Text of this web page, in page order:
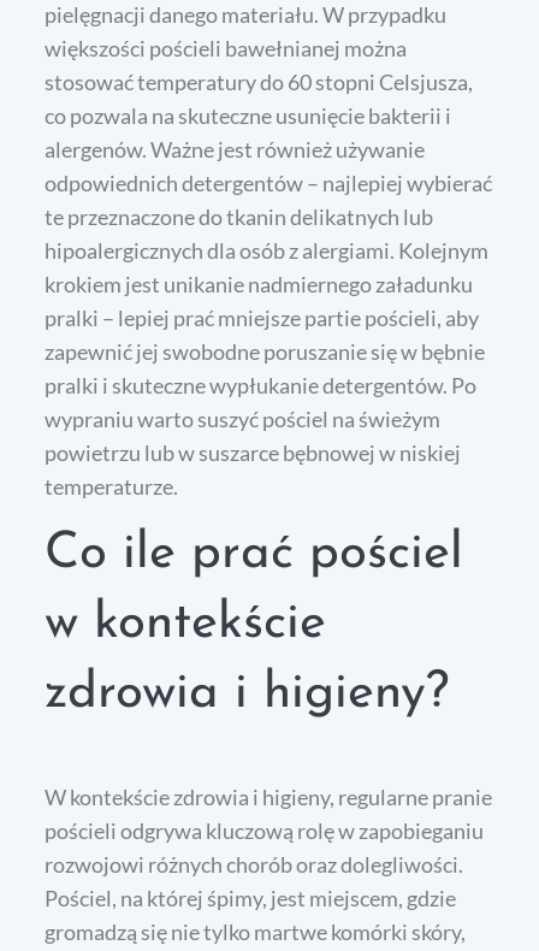
pielęgnacji danego materiału. W przypadku
większości pościeli bawełnianej można
stosować temperatury do 60 stopni Celsjusza,
co pozwala na skuteczne usunięcie bakterii i
alergenów. Ważne jest również używanie
odpowiednich detergentów – najlepiej wybierać
te przeznaczone do tkanin delikatnych lub
hipoalergicznych dla osób z alergiami. Kolejnym
krokiem jest unikanie nadmiernego załadunku
pralki – lepiej prać mniejsze partie pościeli, aby
zapewnić jej swobodne poruszanie się w bębnie
pralki i skuteczne wypłukanie detergentów. Po
wypraniu warto suszyć pościel na świeżym
powietrzu lub w suszarce bębnowej w niskiej
temperaturze.
Co ile prać pościel
w kontekście
zdrowia i higieny?
W kontekście zdrowia i higieny, regularne pranie
pościeli odgrywa kluczową rolę w zapobieganiu
rozwojowi różnych chorób oraz dolegliwości.
Pościel, na której śpimy, jest miejscem, gdzie
gromadzą się nie tylko martwe komórki skóry,